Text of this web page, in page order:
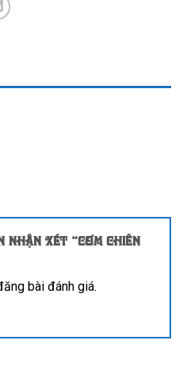
xét “Cơm chiên
bài đánh giá.